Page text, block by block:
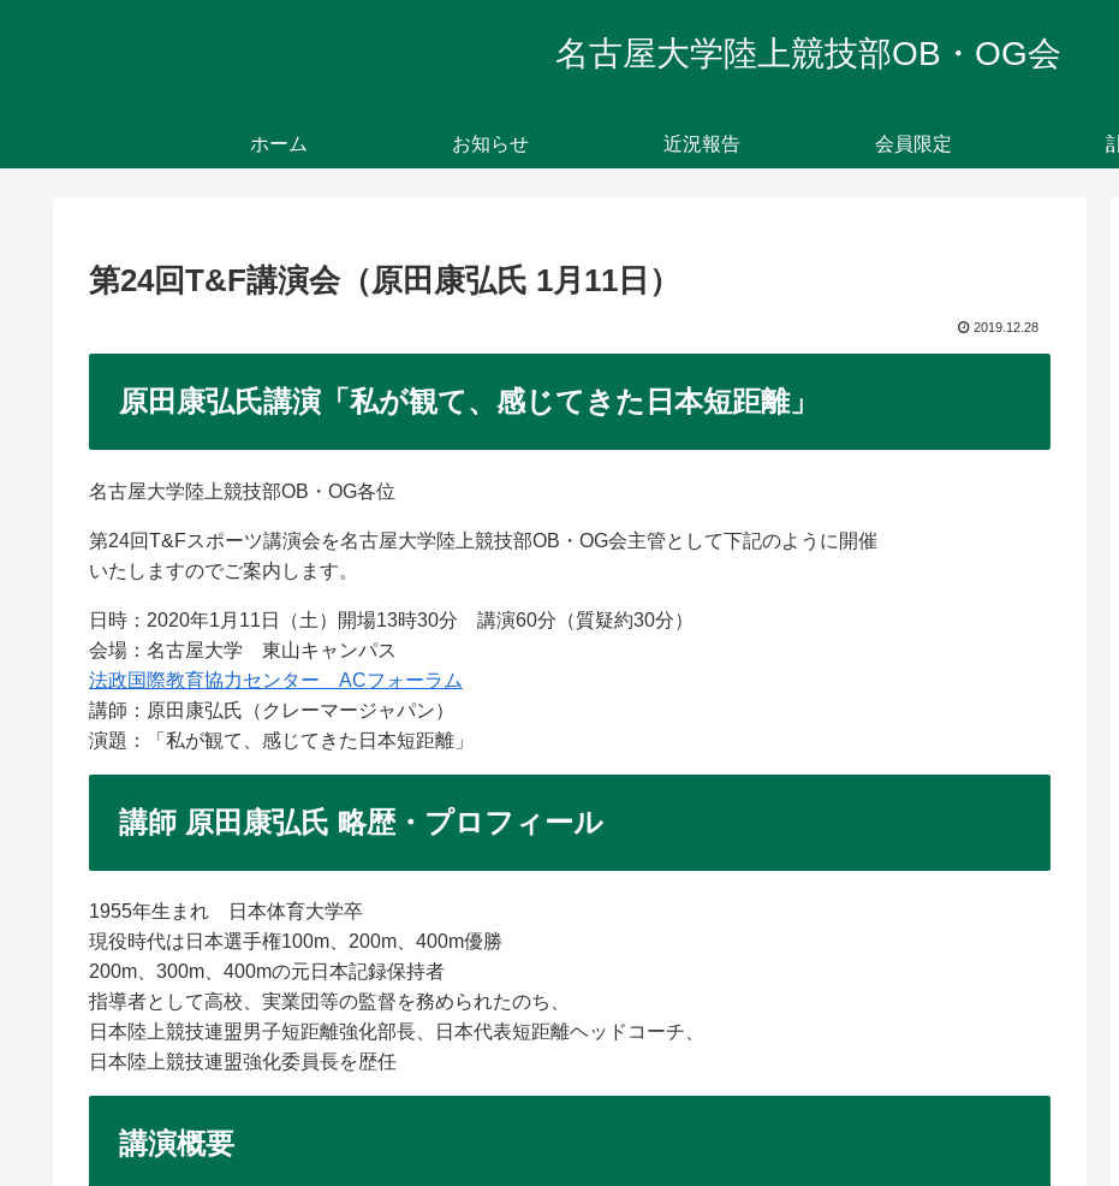
名古屋大学陸上競技部OB・OG会
ホーム お知らせ 近況報告 会員限定
第24回T&F講演会（原田康弘氏 1月11日）
2019.12.28
原田康弘氏講演「私が観て、感じてきた日本短距離」
名古屋大学陸上競技部OB・OG各位
第24回T&Fスポーツ講演会を名古屋大学陸上競技部OB・OG会主管として下記のように開催
いたしますのでご案内します。
日時：2020年1月11日（土）開場13時30分 講演60分（質疑約30分）
会場：名古屋大学 東山キャンパス
法政国際教育協力センター ACフォーラム
講師：原田康弘氏（クレーマージャパン）
演題：「私が観て、感じてきた日本短距離」
講師 原田康弘氏 略歴・プロフィール
1955年生まれ 日本体育大学卒
現役時代は日本選手権100m、200m、400m優勝
200m、300m、400mの元日本記録保持者
指導者として高校、実業団等の監督を務められたのち、
日本陸上競技連盟男子短距離強化部長、日本代表短距離ヘッドコーチ、
日本陸上競技連盟強化委員長を歴任
講演概要